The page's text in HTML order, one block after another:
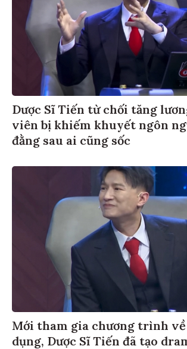
Dược Sĩ Tiến từ chối tăng
viên bị khiếm khuyết ngôn
đằng sau ai cũng sốc
Mới tham gia chương trình
dụng, Dược Sĩ Tiến đã tạo